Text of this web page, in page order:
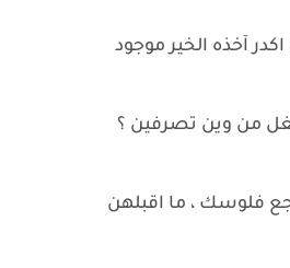
آخذه الخير موجود
من وين تصرفين ؟
فلوسك ، ما اقبلهن